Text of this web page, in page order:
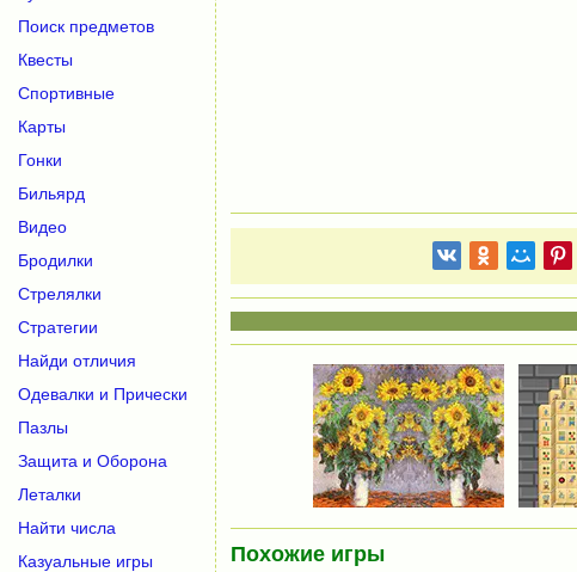
Похожие игры
Поиск предметов
Квесты
Спортивные
Карты
Гонки
Бильярд
Видео
Бродилки
Стрелялки
Стратегии
Найди отличия
Одевалки и Прически
Пазлы
Защита и Оборона
Леталки
Найти числа
Казуальные игры